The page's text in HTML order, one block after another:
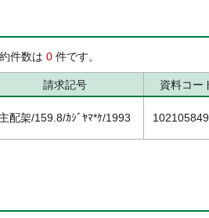
件数は 0 件です。
請求記号 資料コー
主配架/159.8/ｶｼﾞﾔﾏ*ｹ/1993